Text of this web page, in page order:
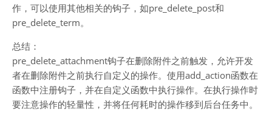
作，可以使用其他相关的钩子，如pre_delete_post和
pre_delete_term。
总结：
pre_delete_attachment钩子在删除附件之前触发，允许开发
者在删除附件之前执行自定义的操作。使用add_action函数在
函数中注册钩子，并在自定义函数中执行操作。在执行操作时
要注意操作的轻量性，并将任何耗时的操作移到后台任务中。